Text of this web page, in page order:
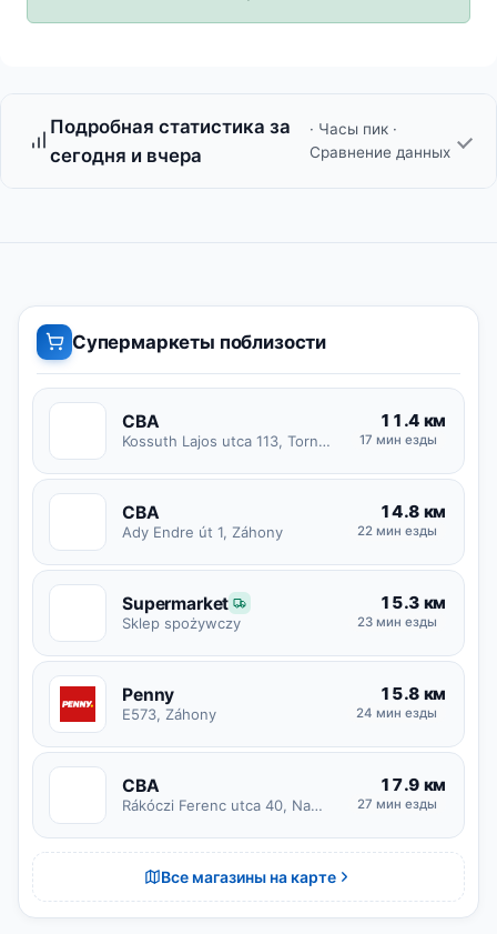
Подробная статистика за
сегодня и вчера
· Часы пик ·
Сравнение данных
Супермаркеты поблизости
CBA
Kossuth Lajos utca 113, Tornyospálca
11.4 км
17 мин езды
CBA
Ady Endre út 1, Záhony
14.8 км
22 мин езды
Supermarket
Sklep spożywczy
15.3 км
23 мин езды
Penny
E573, Záhony
15.8 км
24 мин езды
CBA
Rákóczi Ferenc utca 40, Nagyvarsány
17.9 км
27 мин езды
Все магазины на карте